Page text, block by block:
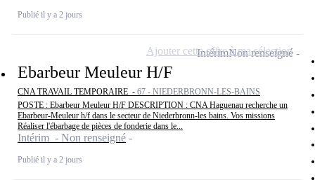
Publié il y a 2 jours
Ebarbeur Meuleur H/F
CNA TRAVAIL TEMPORAIRE - 67 - NIEDERBRONN-LES-BAINS
POSTE : Ebarbeur Meuleur H/F DESCRIPTION : CNA Haguenau recherche un
Ebarbeur-Meuleur h/f dans le secteur de Niederbronn-les bains. Vos missions
Réaliser l'ébarbage de pièces de fonderie dans le...
Intérim - Non renseigné
Publié il y a 2 jours
IntérimNon renseigné
Ajouter cette offre à ma sélection